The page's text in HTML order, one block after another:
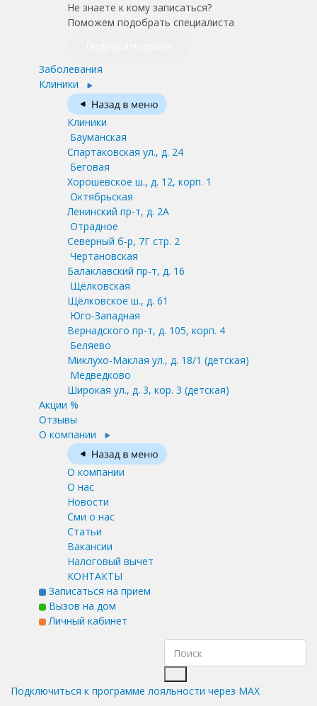
Не знаете к кому записаться?
Поможем подобрать специалиста
Заболевания
Клиники
Клиники
Бауманская
Спартаковская ул., д. 24
Беговая
Хорошевское ш., д. 12, корп. 1
Октябрьская
Ленинский пр-т, д. 2А
Отрадное
Северный б-р, 7Г стр. 2
Чертановская
Балаклавский пр-т, д. 16
Щёлковская
Щёлковское ш., д. 61
Юго-Западная
Вернадского пр-т, д. 105, корп. 4
Беляево
Миклухо-Маклая ул., д. 18/1 (детская)
Медведково
Широкая ул., д. 3, кор. 3 (детская)
Акции %
Отзывы
О компании
О компании
О нас
Новости
Сми о нас
Статьи
Вакансии
Налоговый вычет
КОНТАКТЫ
Записаться на прием
Вызов на дом
Личный кабинет
Подключиться к программе лояльности через MAX